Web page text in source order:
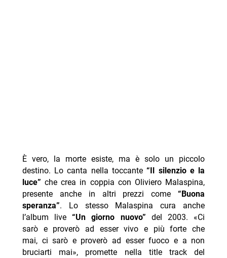
È vero, la morte esiste, ma è solo un piccolo
destino. Lo canta nella toccante“Il silenzio e la
luce”che crea in coppia con Oliviero Malaspina,
presente anche in altri prezzi come“Buona
speranza”. Lo stesso Malaspina cura anche
l’album live“Un giorno nuovo” del 2003. «Ci
sarò e proverò ad esser vivo e più forte che
mai, ci sarò e proverò ad esser fuoco e a non
bruciarti mai», promette nella title track del